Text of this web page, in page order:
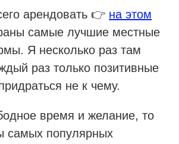
арендовать 👉 на этом
самые лучшие местные
Я несколько раз там
раз только позитивные
не к чему.
время и желание, то
самых популярных